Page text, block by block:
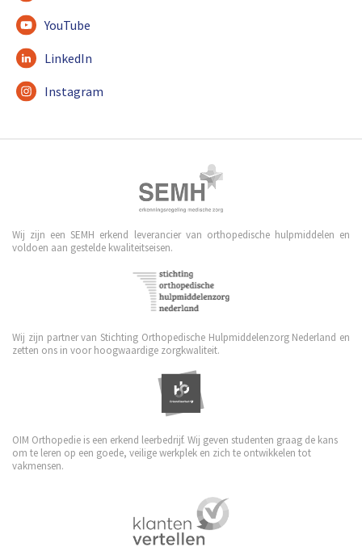
YouTube
LinkedIn
Instagram
Wij zijn een SEMH erkend leverancier van orthopedische hulpmiddelen en
voldoen aan gestelde kwaliteitseisen.
Wij zijn partner van Stichting Orthopedische Hulpmiddelenzorg Nederland en
zetten ons in voor hoogwaardige zorgkwaliteit.
OIM Orthopedie is een erkend leerbedrijf. Wij geven studenten graag de kans
om te leren op een goede, veilige werkplek en zich te ontwikkelen tot
vakmensen.